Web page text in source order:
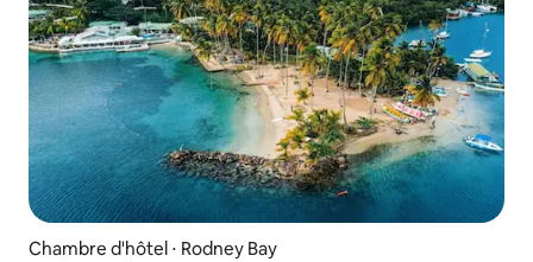
Chambre d'hôtel ⋅ Rodney Bay